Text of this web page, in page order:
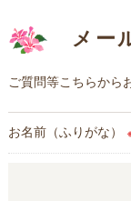
メー
ご質問等こちらから
お名前（ふりがな）